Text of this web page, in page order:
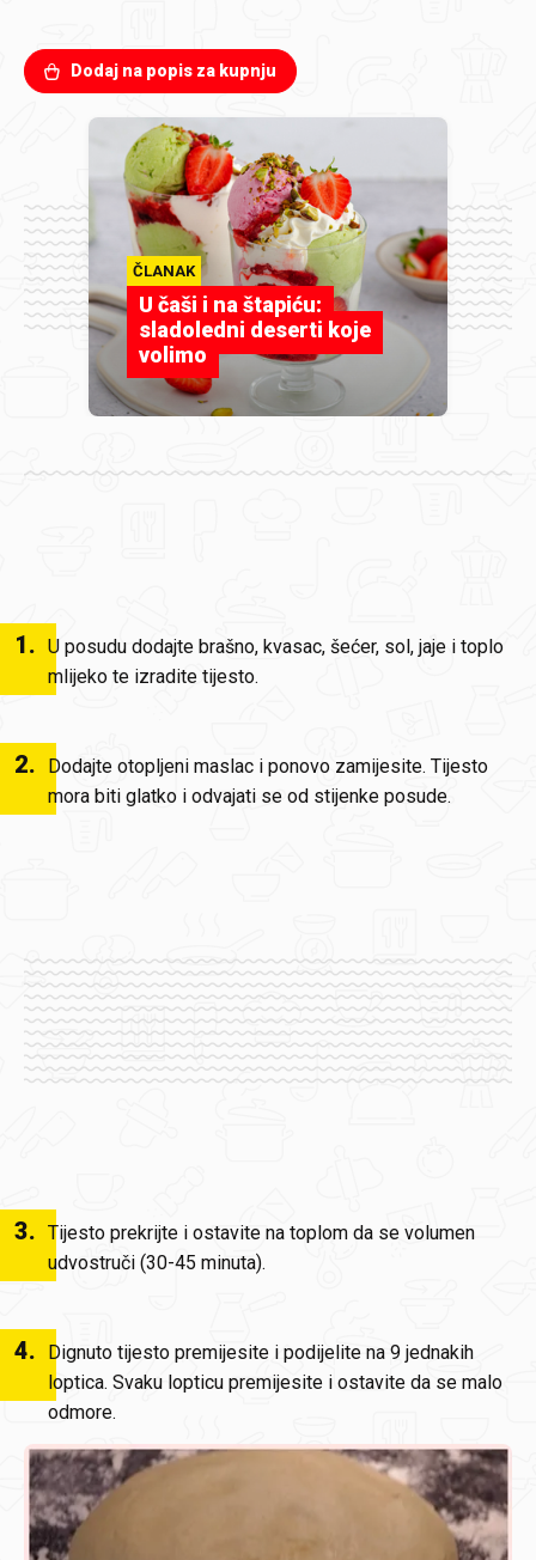
Dodaj na popis za kupnju
ČLANAK
U čaši i na štapiću:
sladoledni deserti koje
volimo
1. U posudu dodajte brašno, kvasac, šećer, sol, jaje i toplo
mlijeko te izradite tijesto.
2.
Dodajte otopljeni maslac i ponovo zamijesite. Tijesto
mora biti glatko i odvajati se od stijenke posude.
3. Tijesto prekrijte i ostavite na toplom da se volumen
udvostruči (30-45 minuta).
4.
Dignuto tijesto premijesite i podijelite na 9 jednakih
loptica. Svaku lopticu premijesite i ostavite da se malo
odmore.